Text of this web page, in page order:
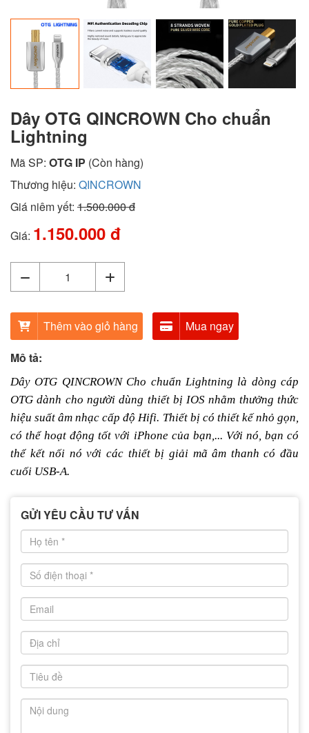
Dây OTG QINCROWN Cho chuẩn
Lightning
Mã SP: OTG IP (Còn hàng)
Thương hiệu: QINCROWN
Giá niêm yết: 1.500.000 đ
Giá: 1.150.000 đ
Thêm vào giỏ hàng
Mua ngay
Mô tả:
Dây OTG QINCROWN Cho chuẩn Lightning là dòng cáp
OTG dành cho người dùng thiết bị IOS nhằm thưởng thức
hiệu suất âm nhạc cấp độ Hifi. Thiết bị có thiết kế nhỏ gọn,
có thể hoạt động tốt với iPhone của bạn,... Với nó, bạn có
thể kết nối nó với các thiết bị giải mã âm thanh có đầu
cuối USB-A.
GỬI YÊU CẦU TƯ VẤN